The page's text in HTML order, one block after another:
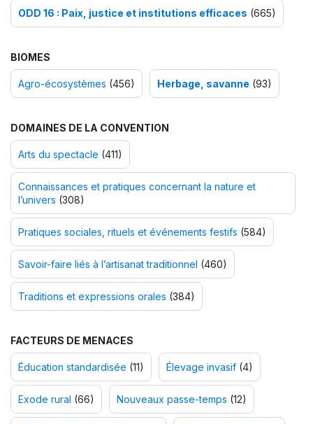
ODD 16 : Paix, justice et institutions efficaces (665)
BIOMES
Agro-écosystèmes (456) Herbage, savanne (93)
DOMAINES DE LA CONVENTION
Arts du spectacle (411)
Connaissances et pratiques concernant la nature et
l’univers (308)
Pratiques sociales, rituels et événements festifs (584)
Savoir-faire liés à l’artisanat traditionnel (460)
Traditions et expressions orales (384)
FACTEURS DE MENACES
Éducation standardisée (11) Élevage invasif (4)
Exode rural (66) Nouveaux passe-temps (12)